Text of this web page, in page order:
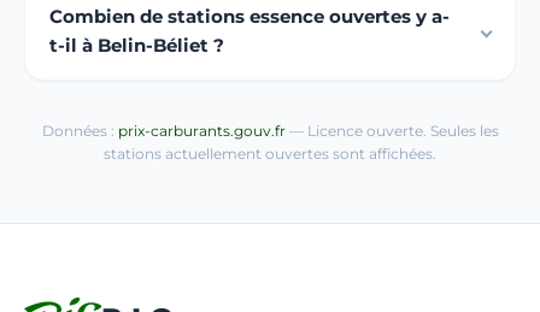
Combien de stations essence ouvertes y a-
t-il à Belin-Béliet ?
Données : prix-carburants.gouv.fr— Licence ouverte. Seules les
stations actuellement ouvertes sont affichées.